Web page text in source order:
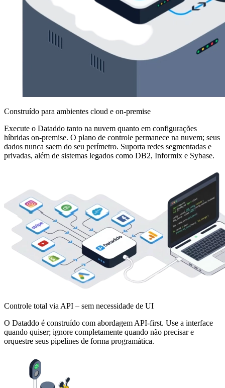
Construído para ambientes cloud e on-premise
Execute o Dataddo tanto na nuvem quanto em configurações
híbridas on-premise. O plano de controle permanece na nuvem; seus
dados nunca saem do seu perímetro. Suporta redes segmentadas e
privadas, além de sistemas legados como DB2, Informix e Sybase.
Controle total via API – sem necessidade de UI
O Dataddo é construído com abordagem API-first. Use a interface
quando quiser; ignore completamente quando não precisar e
orquestre seus pipelines de forma programática.